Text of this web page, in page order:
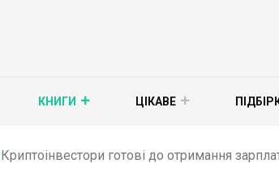
КНИГИ ЦІКАВЕ
Криптоінвестори готові до отримання